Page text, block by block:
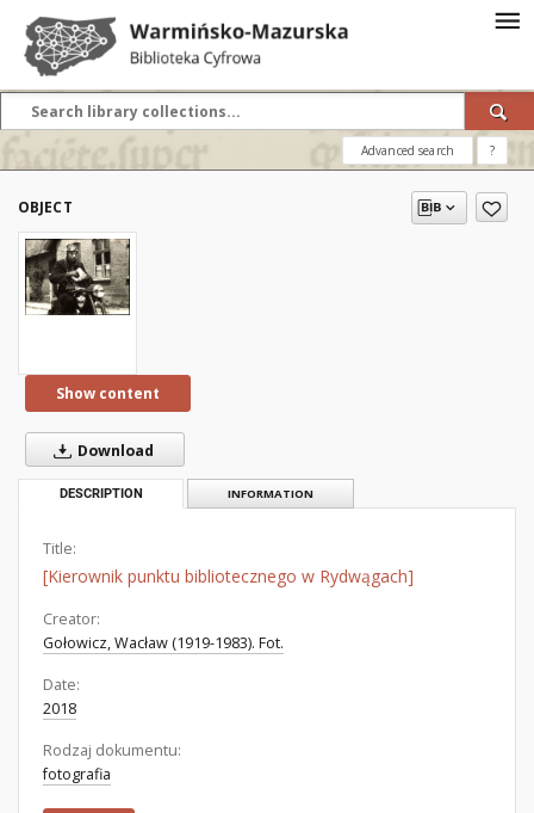
Advanced search ?
OBJECT
Show content
Download
DESCRIPTION INFORMATION
Title:
[Kierownik punktu bibliotecznego w Rydwągach]
Creator:
Gołowicz, Wacław (1919-1983). Fot.
Date:
2018
Rodzaj dokumentu:
fotografia